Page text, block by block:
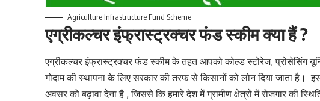
Agriculture Infrastructure Fund Scheme
एग्रीकल्चर इंफ्रास्ट्रक्चर फंड स्कीम क्या हैं ?
एग्रीकल्चर इंफ्रास्ट्रक्चर फंड स्कीम के तहत आपको कोल्ड स्टोरेज, प्रोसेसिंग
गोदाम की स्थापना के लिए सरकार की तरफ से किसानों को लोन दिया जाता है।
अवसर को बढ़ावा देना है , जिससे कि हमारे देश में ग्रामीण क्षेत्रों में रोजगार की